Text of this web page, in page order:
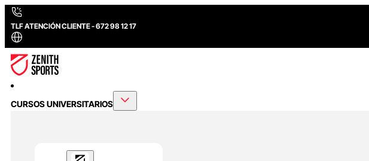
TLF ATENCIÓN CLIENTE - 672 98 12 17
CURSOS UNIVERSITARIOS